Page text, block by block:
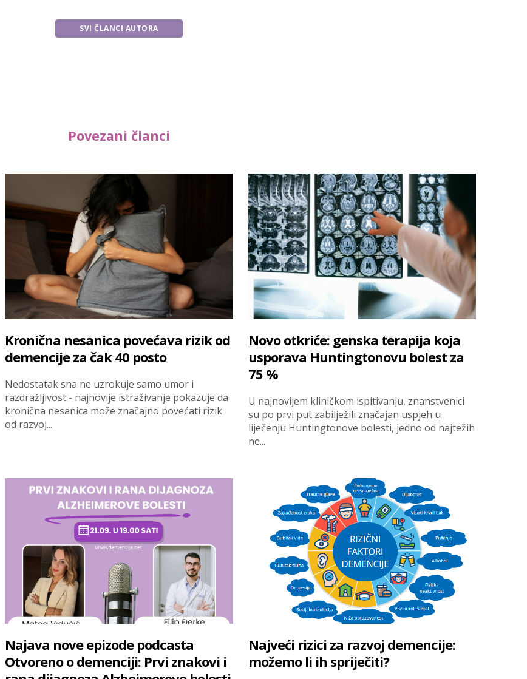
SVI ČLANCI AUTORA
Povezani članci
Kronična nesanica povećava rizik od
demencije za čak 40 posto
Nedostatak sna ne uzrokuje samo umor i
razdražljivost - najnovije istraživanje pokazuje da
kronična nesanica može značajno povećati rizik
od razvoj...
Novo otkriće: genska terapija koja
usporava Huntingtonovu bolest za
75 %
U najnovijem kliničkom ispitivanju, znanstvenici
su po prvi put zabilježili značajan uspjeh u
liječenju Huntingtonove bolesti, jedno od najtežih
ne...
Najava nove epizode podcasta
Otvoreno o demenciji: Prvi znakovi i
Najveći rizici za razvoj demencije:
možemo li ih spriječiti?